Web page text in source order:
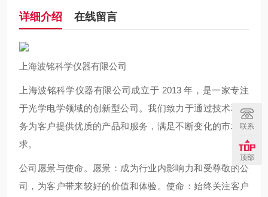
详细介绍 在线留言
上海波铭科学仪器有限公司
上海波铭科学仪器有限公司成立于 2013 年，是一家专注
于光学电学领域的创新型公司。我们致力于通过技术和服
务为客户提供优质的产品和服务，满足不断变化的市场需
求。
公司愿景与使命。愿景：成为行业内影响力和受尊敬的公
司，为客户带来较好的价值和体验。使命：始终关注客户
联系
顶部